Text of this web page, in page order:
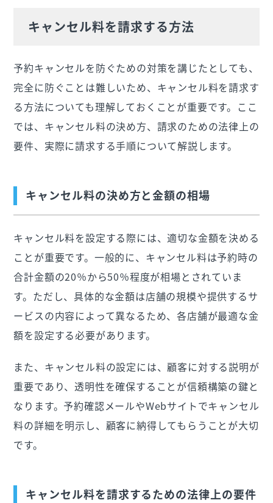
キャンセル料を請求する方法
予約キャンセルを防ぐための対策を講じたとしても、
完全に防ぐことは難しいため、キャンセル料を請求す
る方法についても理解しておくことが重要です。ここ
では、キャンセル料の決め方、請求のための法律上の
要件、実際に請求する手順について解説します。
キャンセル料の決め方と金額の相場
キャンセル料を設定する際には、適切な金額を決める
ことが重要です。一般的に、キャンセル料は予約時の
合計金額の20％から50％程度が相場とされていま
す。ただし、具体的な金額は店舗の規模や提供するサ
ービスの内容によって異なるため、各店舗が最適な金
額を設定する必要があります。
また、キャンセル料の設定には、顧客に対する説明が
重要であり、透明性を確保することが信頼構築の鍵と
なります。予約確認メールやWebサイトでキャンセル
料の詳細を明示し、顧客に納得してもらうことが大切
です。
キャンセル料を請求するための法律上の要件